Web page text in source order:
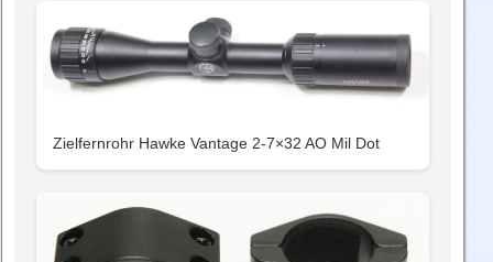
Zielfernrohr Hawke Vantage 2-7×32 AO Mil Dot